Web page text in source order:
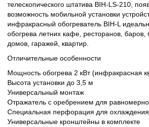
телескопического штатива BIH-LS-210,
возможность мобильной установки
инфракрасный обогреватель BIH-L
обогрева летних кафе, ресторанов, баров,
домов, гаражей, квартир.
Отличительные особенности
Мощность обогрева 2 кВт (инфракрасная
Высота установки до 3,5 м
Универсальный монтаж
Отражатель с оребрением для
Специальная перфорация для охлаждения
Универсальные кронштейны в комплекте